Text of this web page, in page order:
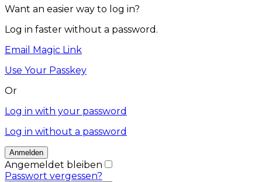
Want an easier way to log in?
Log in faster without a password.
Email Magic Link
Use Your Passkey
Or
Log in with your password
Log in without a password
Angemeldet bleiben
Passwort vergessen?